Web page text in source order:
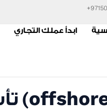
ابدأ عملك التجاري